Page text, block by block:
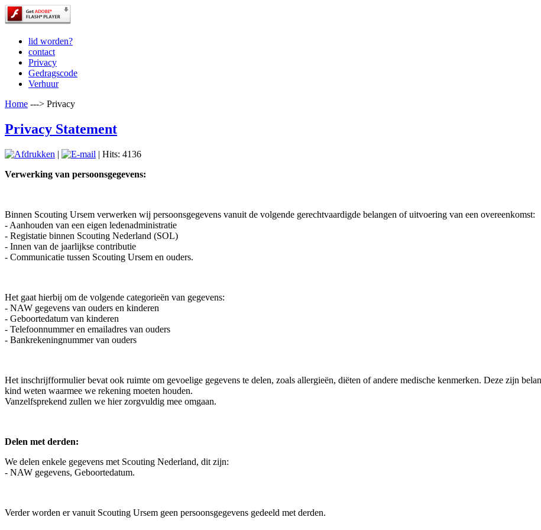
lid worden?
contact
Privacy
Gedragscode
Verhuur
Home ---> Privacy
Privacy Statement
|
| Hits: 4136
Verwerking van persoonsgegevens:
Binnen Scouting Ursem verwerken wij persoonsgegevens vanuit de volgende gerechtvaardigde belangen of uitvoering van een overeenkomst:
- Aanhouden van een eigen ledenadministratie
- Registatie binnen Scouting Nederland (SOL)
- Innen van de jaarlijkse contributie
- Communicatie tussen Scouting Ursem en ouders.
Het gaat hierbij om de volgende categorieën van gegevens:
- NAW gegevens van ouders en kinderen
- Geboortedatum van kinderen
- Telefoonnummer en emailadres van ouders
- Bankrekeningnummer van ouders
Het inschrijfformulier bevat ook ruimte om gevoelige gegevens te delen, zoals allergieën, diëten of andere medische kenmerken. Deze zijn
kind weten waarmee we rekening moeten houden.
Vanzelfsprekend zullen we hier zorgvuldig mee omgaan.
Delen met derden:
We delen enkele gegevens met Scouting Nederland, dit zijn:
- NAW gegevens, Geboortedatum.
Verder worden er vanuit Scouting Ursem geen persoonsgegevens gedeeld met derden.